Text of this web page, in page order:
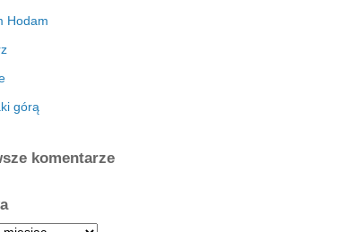
Hodam
górą
komentarze